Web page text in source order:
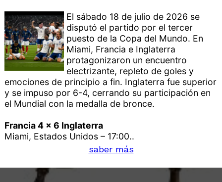
El sábado 18 de julio de 2026 se
disputó el partido por el tercer
puesto de la Copa del Mundo. En
Miami, Francia e Inglaterra
protagonizaron un encuentro
electrizante, repleto de goles y
emociones de principio a fin. Inglaterra fue superior
y se impuso por 6-4, cerrando su participación en
el Mundial con la medalla de bronce.
Francia 4 x 6 Inglaterra
Miami, Estados Unidos – 17:00..
saber más